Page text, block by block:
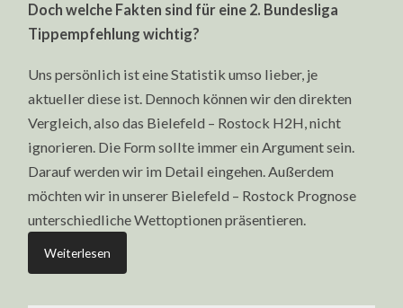
Doch welche Fakten sind für eine 2. Bundesliga
Tippempfehlung wichtig?
Uns persönlich ist eine Statistik umso lieber, je
aktueller diese ist. Dennoch können wir den direkten
Vergleich, also das Bielefeld – Rostock H2H, nicht
ignorieren. Die Form sollte immer ein Argument sein.
Darauf werden wir im Detail eingehen. Außerdem
möchten wir in unserer Bielefeld – Rostock Prognose
unterschiedliche Wettoptionen präsentieren.
Weiterlesen